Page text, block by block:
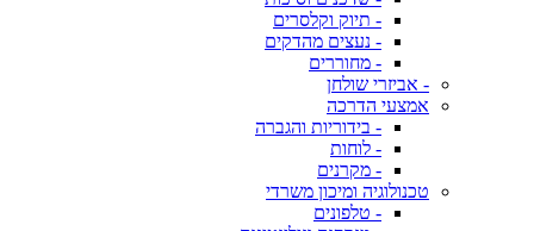
- תיוק וקלסרים
- נעצים מהדקים
- מחוררים
- אביזרי שולחן
אמצעי הדרכה
- בידוריות והגברה
- לוחות
- מקרנים
טכנולוגיה ומיכון משרדי
- טלפונים